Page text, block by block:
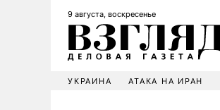
9 августа, воскресенье
УКРАИНА АТАКА НА ИРАН